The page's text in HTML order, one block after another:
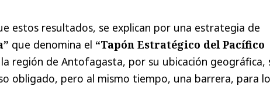
estos resultados, se explican por una estrategia de
que denomina el “Tapón Estratégico del Pacífico
región de Antofagasta, por su ubicación geográfica,
obligado, pero al mismo tiempo, una barrera, para